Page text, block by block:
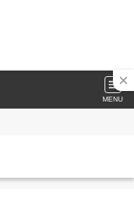
MENU